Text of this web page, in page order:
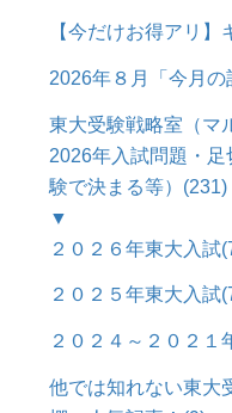
【今だけお得アリ】
2026年８月「今月の
東大受験戦略室（マ
2026年入試問題・
験で決まる等） (231)
▼
２０２６年東大入試
２０２５年東大入試
２０２４～２０２１
他では知れない東大